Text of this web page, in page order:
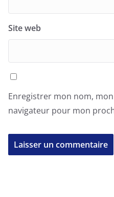
Site web
Enregistrer mon nom,
navigateur pour mon